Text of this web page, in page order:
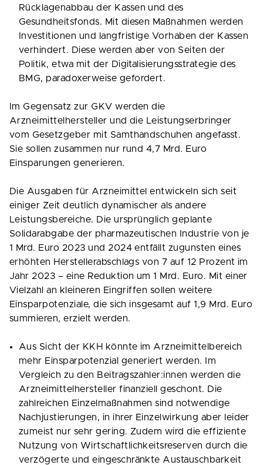
Rücklagenabbau der Kassen und des
Gesundheitsfonds. Mit diesen Maßnahmen werden
Investitionen und langfristige Vorhaben der Kassen
verhindert. Diese werden aber von Seiten der
Politik, etwa mit der Digitalisierungsstrategie des
BMG, paradoxerweise gefordert.
Im Gegensatz zur GKV werden die
Arzneimittelhersteller und die Leistungserbringer
vom Gesetzgeber mit Samthandschuhen angefasst.
Sie sollen zusammen nur rund 4,7 Mrd. Euro
Einsparungen generieren.
Die Ausgaben für Arzneimittel entwickeln sich seit
einiger Zeit deutlich dynamischer als andere
Leistungsbereiche. Die ursprünglich geplante
Solidarabgabe der pharmazeutischen Industrie von je
1 Mrd. Euro 2023 und 2024 entfällt zugunsten eines
erhöhten Herstellerabschlags von 7 auf 12 Prozent im
Jahr 2023 – eine Reduktion um 1 Mrd. Euro. Mit einer
Vielzahl an kleineren Eingriffen sollen weitere
Einsparpotenziale, die sich insgesamt auf 1,9 Mrd. Euro
summieren, erzielt werden.
Aus Sicht der KKH könnte im Arzneimittelbereich
mehr Einsparpotenzial generiert werden. Im
Vergleich zu den Beitragszahler:innen werden die
Arzneimittelhersteller finanziell geschont. Die
zahlreichen Einzelmaßnahmen sind notwendige
Nachjustierungen, in ihrer Einzelwirkung aber leider
zumeist nur sehr gering. Zudem wird die effiziente
Nutzung von Wirtschaftlichkeitsreserven durch die
verzögerte und eingeschränkte Austauschbarkeit